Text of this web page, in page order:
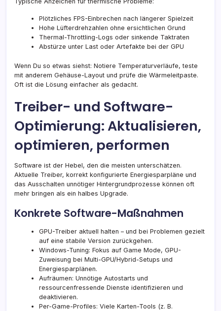
Plötzliches FPS-Einbrechen nach längerer Spielzeit
Hohe Lüfterdrehzahlen ohne ersichtlichen Grund
Thermal-Throttling-Logs oder sinkende Taktraten
Abstürze unter Last oder Artefakte bei der GPU
Wenn Du so etwas siehst: Notiere Temperaturverläufe, teste
mit anderem Gehäuse-Layout und prüfe die Wärmeleitpaste.
Oft ist die Lösung einfacher als gedacht.
Treiber- und Software-
Optimierung: Aktualisieren,
optimieren, performen
Software ist der Hebel, den die meisten unterschätzen.
Aktuelle Treiber, korrekt konfigurierte Energiesparpläne und
das Ausschalten unnötiger Hintergrundprozesse können oft
mehr bringen als ein halbes Upgrade.
Konkrete Software-Maßnahmen
GPU-Treiber aktuell halten – und bei Problemen gezielt
auf eine stabile Version zurückgehen.
Windows-Tuning: Fokus auf Game Mode, GPU-
Zuweisung bei Multi-GPU/Hybrid-Setups und
Energiesparplänen.
Aufräumen: Unnötige Autostarts und
ressourcenfressende Dienste identifizieren und
deaktivieren.
Per-Game-Profiles: Viele Karten-Tools (z. B.